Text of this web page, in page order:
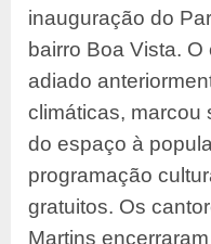
inauguração do
bairro Boa Vista.
adiado
climáticas, marcou
do espaço à
programação
gratuitos. Os
Martins